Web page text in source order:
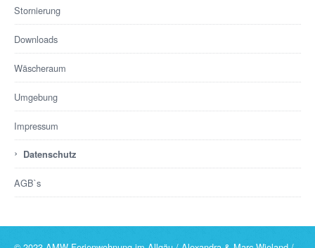
Stornierung
Downloads
Wäscheraum
Umgebung
Impressum
› Datenschutz
AGB`s